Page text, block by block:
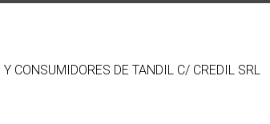
CONSUMIDORES DE TANDIL C/ CREDIL SRL